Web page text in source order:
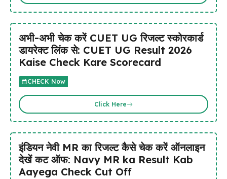
अभी-अभी चेक करें CUET UG रिजल्ट स्कोरकार्ड
डायरेक्ट लिंक से: CUET UG Result 2026
Kaise Check Kare Scorecard
CHECK Now
Click Here
इंडियन नेवी MR का रिजल्ट कैसे चेक करें ऑनलाइन
देखें कट ऑफ: Navy MR ka Result Kab
Aayega Check Cut Off